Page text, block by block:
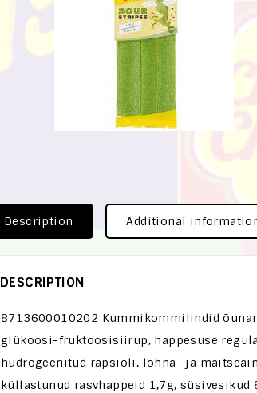
Description Additional
DESCRIPTION
8713600010202 Kummikommilindid
glükoosi-fruktoosisiirup, happesuse
hüdrogeenitud rapsiõli, lõhna- ja
küllastunud rasvhappeid 1,7g,